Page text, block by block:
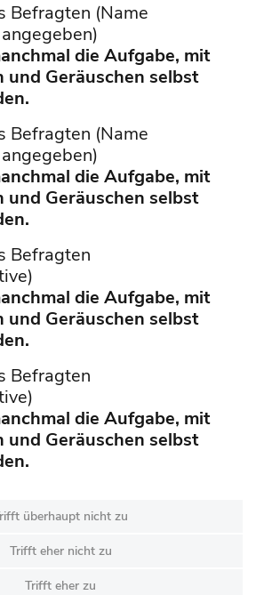
Befragten (Name
die Aufgabe, mit
und Geräuschen selbst
Befragten (Name
die Aufgabe, mit
und Geräuschen selbst
Befragten
die Aufgabe, mit
und Geräuschen selbst
Befragten
die Aufgabe, mit
und Geräuschen selbst
überhaupt nicht zu
Trifft eher nicht zu
Trifft eher zu